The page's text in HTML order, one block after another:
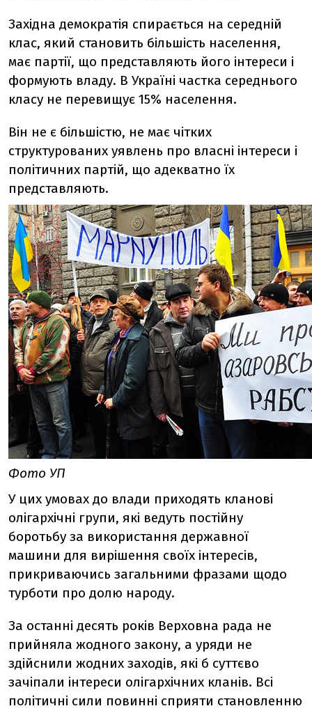
Західна демократія спирається на середній
клас, який становить більшість населення,
має партії, що представляють його інтереси і
формують владу. В Україні частка середнього
класу не перевищує 15% населення.
Він не є більшістю, не має чітких
структурованих уявлень про власні інтереси і
політичних партій, що адекватно їх
представляють.
Фото УП
У цих умовах до влади приходять кланові
олігархічні групи, які ведуть постійну
боротьбу за використання державної
машини для вирішення своїх інтересів,
прикриваючись загальними фразами щодо
турботи про долю народу.
За останні десять років Верховна рада не
прийняла жодного закону, а уряди не
здійснили жодних заходів, які б суттєво
зачіпали інтереси олігархічних кланів. Всі
політичні сили повинні сприяти становленню